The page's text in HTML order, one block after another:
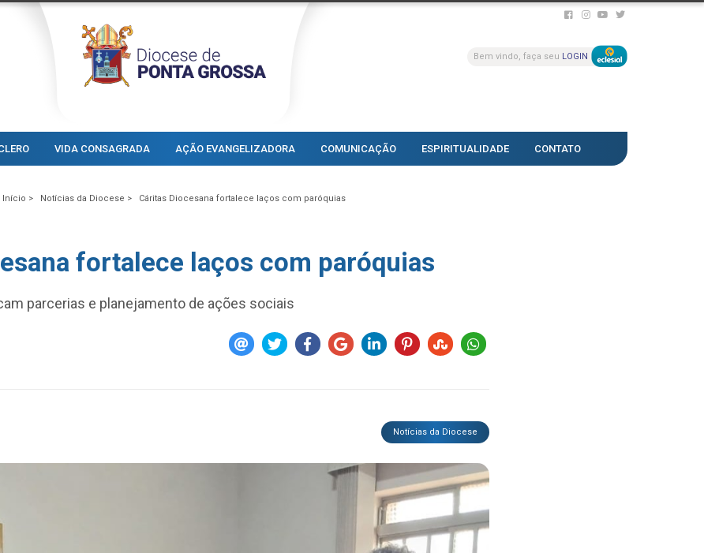
Bem vindo, faça seu LOGIN
VIDA CONSAGRADA AÇÃO EVANGELIZADORA COMUNICAÇÃO ESPIRITUALIDADE CONTATO
Início > Notícias da Diocese > Cáritas Diocesana fortalece laços com paróquias
fortalece laços com paróquias
parcerias e planejamento de ações sociais
Notícias da Diocese